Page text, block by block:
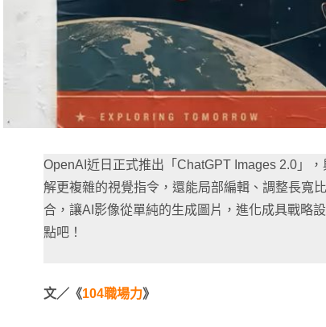
OpenAI近日正式推出「ChatGPT Images 2.0」
解更複雜的視覺指令，還能局部編輯、調整長寬
合，讓AI影像從單純的生成圖片，進化成具戰略
點吧！
文／《104職場力》